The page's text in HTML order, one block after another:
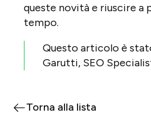
queste novità e riuscire a
tempo.
Questo articolo è
Garutti, SEO
Torna alla lista